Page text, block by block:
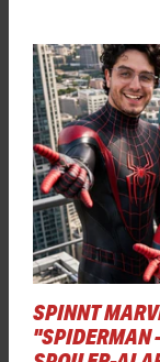
SPINNT
"SPIDERMAN